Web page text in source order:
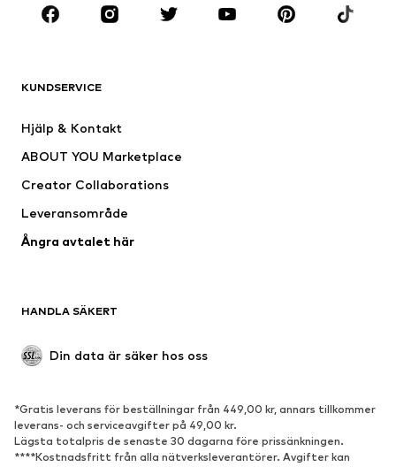
Premium
Nytt
Underkläder
Kappor
Badkläder
Upcycling
Populärt
Sneakers
Stövletter
KUNDSERVICE
Hjälp & Kontakt
ABOUT YOU Marketplace
Creator Collaborations
Leveransområde
Ångra avtalet här
HANDLA SÄKERT
Din data är säker hos oss
*Gratis leverans för beställningar från 449,00 kr, annars tillkommer
leverans- och serviceavgifter på 49,00 kr.
Lägsta totalpris de senaste 30 dagarna före prissänkningen.
****Kostnadsfritt från alla nätverksleverantörer. Avgifter kan